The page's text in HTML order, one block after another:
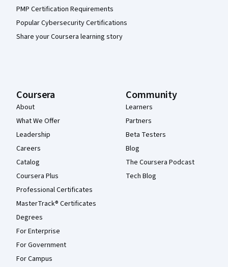
PMP Certification Requirements
Popular Cybersecurity Certifications
Share your Coursera learning story
Coursera
About
What We Offer
Leadership
Careers
Catalog
Coursera Plus
Professional Certificates
MasterTrack® Certificates
Degrees
For Enterprise
For Government
For Campus
Community
Learners
Partners
Beta Testers
Blog
The Coursera Podcast
Tech Blog